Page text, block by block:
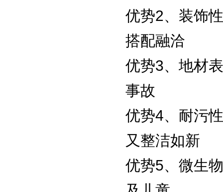
优势2、装饰
搭配融洽
优势3、地材
事故
优势4、耐污
又整洁如新
优势5、微生